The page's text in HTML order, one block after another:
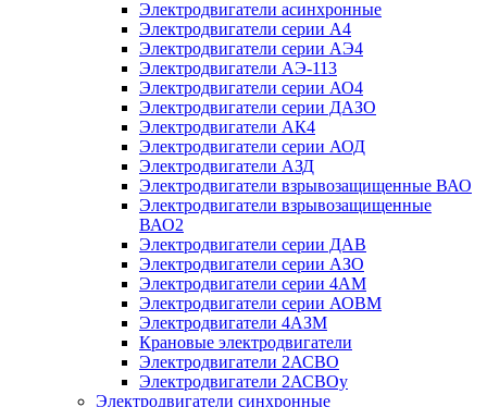
Электродвигатели асинхронные
Электродвигатели серии А4
Электродвигатели серии АЭ4
Электродвигатели АЭ-113
Электродвигатели серии АО4
Электродвигатели серии ДАЗО
Электродвигатели АК4
Электродвигатели серии АОД
Электродвигатели АЗД
Электродвигатели взрывозащищенные ВАО
Электродвигатели взрывозащищенные
ВАО2
Электродвигатели серии ДАВ
Электродвигатели серии АЗО
Электродвигатели серии 4АМ
Электродвигатели серии АОВМ
Электродвигатели 4АЗМ
Крановые электродвигатели
Электродвигатели 2АСВО
Электродвигатели 2АСВОу
Электродвигатели синхронные